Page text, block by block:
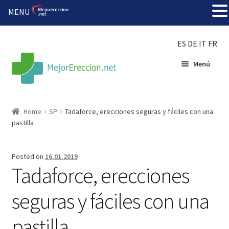
ES DE IT FR
Menú
Rueda de la fortuna
Echar fiesta
Solución barata
Super amoureux
Home SP
Tadaforce, erecciones seguras y fáciles con una
pastilla
Posted on 16.01.2019
Tadaforce, erecciones
seguras y fáciles con una
MENU